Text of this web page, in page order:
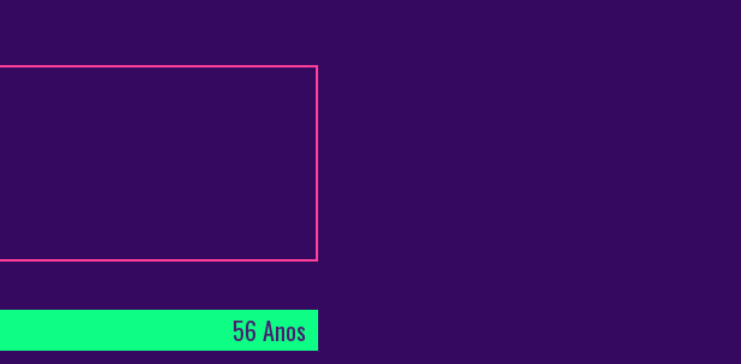
56 Anos